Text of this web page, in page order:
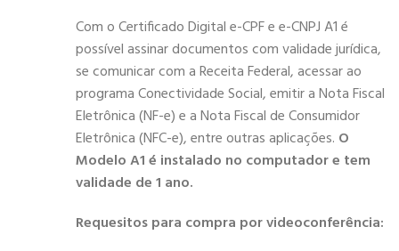
Com o Certificado Digital e-CPF e e-CNPJ A1 é
possível assinar documentos com validade jurídica,
se comunicar com a Receita Federal, acessar ao
programa Conectividade Social, emitir a Nota Fiscal
Eletrônica (NF-e) e a Nota Fiscal de Consumidor
Eletrônica (NFC-e), entre outras aplicações. O
Modelo A1 é instalado no computador e tem
validade de 1 ano.
Requesitos para compra por videoconferência: